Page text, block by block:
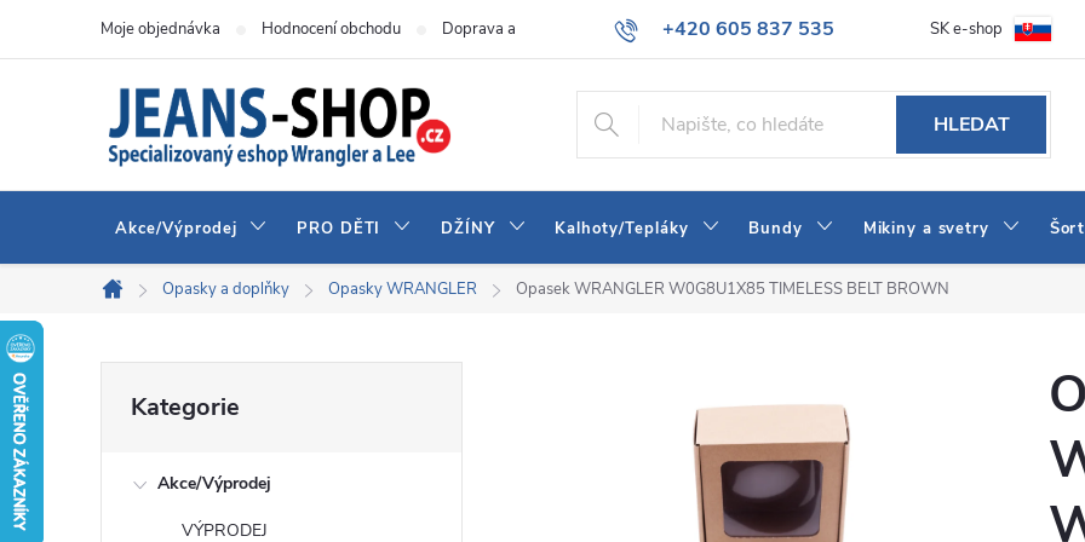
+420 605 837 535
info@jeans-shop.cz
Moje objednávka Hodnocení obchodu Doprava a platba Obchodní podmínky Naše prodejna Blog Kontakt
SK e-shop
HLEDAT
Akce/Výprodej PRO DĚTI DŽÍNY Kalhoty/Tepláky Bundy Mikiny a svetry
Domů
Opasky a doplňky Opasky WRANGLER Opasek WRANGLER W0G8U1X85 TIMELESS BELT BROWN
kategorie
Kategorie
Akce/Výprodej
VÝPRODEJ